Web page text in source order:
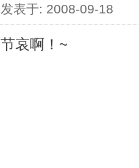
发表于: 2008-09-18
节哀啊！~